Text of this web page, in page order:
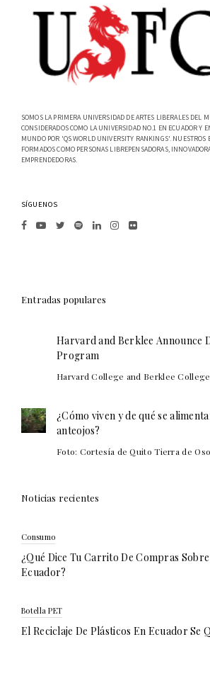
SOMOS LA PRIMERA UNIVERSIDAD DE ARTES LIBERALES DEL
CONSIDERADOS COMO LA UNIVERSIDAD NO.1 EN ECUADOR Y
MUNDO POR 'QS WORLD UNIVERSITY RANKINGS'. NUESTROS
FORMADOS COMO PERSONAS LIBREPENSADORAS,
EMPRENDEDORAS.
SÍGUENOS
Entradas populares
Harvard and Berklee Announce
Program
Harvard College and Berklee
¿Cómo viven y de qué se
anteojos?
Foto: Cortesía de Quito Tierra de
Noticias recientes
Consumo
¿Qué Dice Tu Carrito De Compras
Ecuador?
Botella PET
El Reciclaje De Plásticos En Ecuador Se